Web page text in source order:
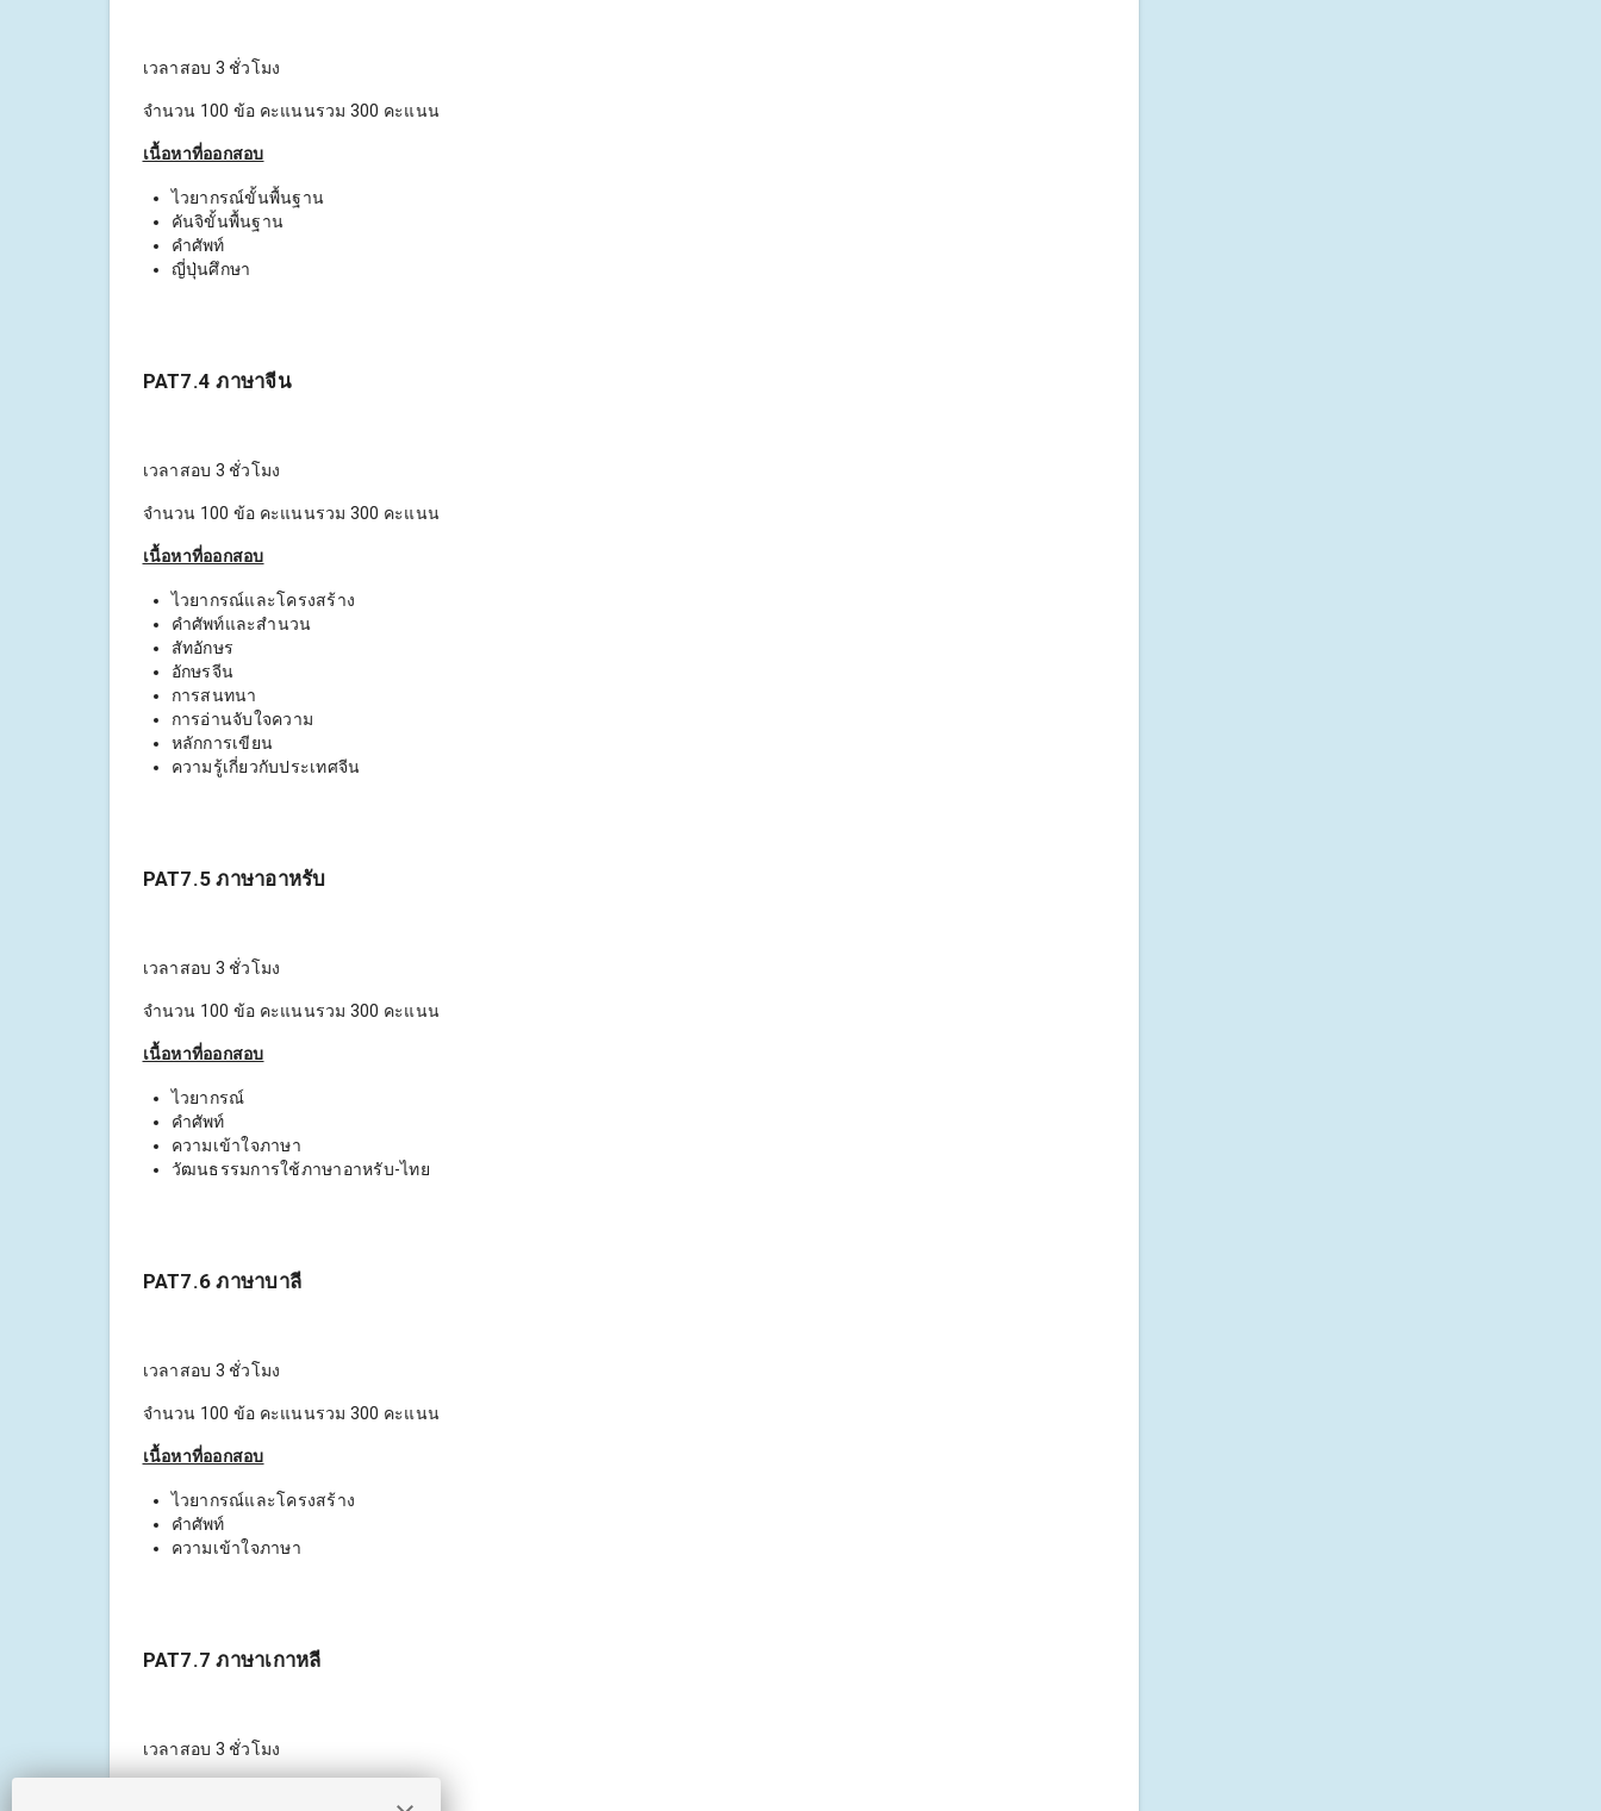
เวลาสอบ 3 ชั่วโมง
จำนวน 100 ข้อ คะแนนรวม 300 คะแนน
เนื้อหาที่ออกสอบ
ไวยากรณ์ขั้นพื้นฐาน
คันจิขั้นพื้นฐาน
คำศัพท์
ญี่ปุ่นศึกษา
PAT7.4 ภาษาจีน
เวลาสอบ 3 ชั่วโมง
จำนวน 100 ข้อ คะแนนรวม 300 คะแนน
เนื้อหาที่ออกสอบ
ไวยากรณ์และโครงสร้าง
คำศัพท์และสำนวน
สัทอักษร
อักษรจีน
การสนทนา
การอ่านจับใจความ
หลักการเขียน
ความรู้เกี่ยวกับประเทศจีน
PAT7.5 ภาษาอาหรับ
เวลาสอบ 3 ชั่วโมง
จำนวน 100 ข้อ คะแนนรวม 300 คะแนน
เนื้อหาที่ออกสอบ
ไวยากรณ์
คำศัพท์
ความเข้าใจภาษา
วัฒนธรรมการใช้ภาษาอาหรับ-ไทย
PAT7.6 ภาษาบาลี
เวลาสอบ 3 ชั่วโมง
จำนวน 100 ข้อ คะแนนรวม 300 คะแนน
เนื้อหาที่ออกสอบ
ไวยากรณ์และโครงสร้าง
คำศัพท์
ความเข้าใจภาษา
PAT7.7 ภาษาเกาหลี
เวลาสอบ 3 ชั่วโมง